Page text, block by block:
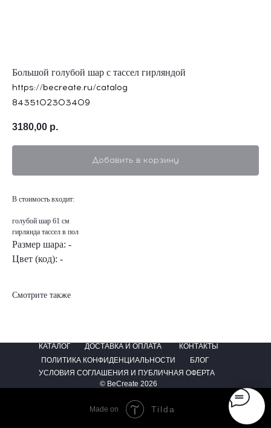
Большой голубой шар с тассел гирляндой
https://becreate.ru/catalog
8435102303409
3180,00 р.
Добавить в корзину
В стоимость входит:
голубой шар 61 см
гирлянда тассел в пол
Размер шара: -
Цвет (код): -
Смотрите также
КАТАЛОГ
© BeCreate 2026
ДОСТАВКА И ОПЛАТА
КОНТАКТЫ
ПОЛИТИКА КОНФИДЕНЦИАЛЬНОСТИ
БЛОГ
УСЛОВИЯ СОГЛАШЕНИЯ И ПУБЛИЧНАЯ ОФЕРТА
Made on Tilda